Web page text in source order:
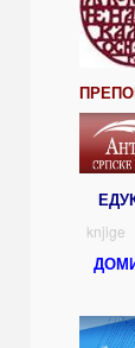
knjige